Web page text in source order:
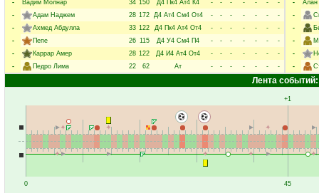
-
Вадим Молнар 34 150 Д4 Пк4 Ат4 К4 - - - - - -
-
-
Адам Наджем 28 172 Д4 Ат4 См4 От4 - - - - - -
-
-
Ахмед Абдулла 33 122 Д4 Пк4 Ат4 От4 - - - - - -
-
-
Пепе 26 115 Д4 У4 См4 П4 - - - - - -
-
-
Каррар Амер 28 122 Д4 И4 Ат4 От4 - - - - - -
-
-
Педро Лима 22 62 Ат - - - - - - -
-
-
-
-
-
-
Лента событий:
0
+1
45